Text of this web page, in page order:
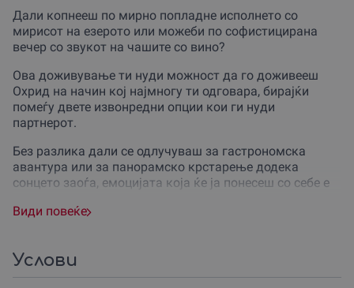
Дали копнееш по мирно попладне исполнето со
мирисот на езерото или можеби по софистицирана
вечер со звукот на чашите со вино?
Ова доживување ти нуди можност да го доживееш
Охрид на начин кој најмногу ти одговара, бирајќи
помеѓу двете извонредни опции кои ги нуди
партнерот.
Без разлика дали се одлучуваш за гастрономска
авантура или за панорамско крстарење додека
сонцето заоѓа, емоцијата која ќе ја понесеш со себе е
прослават животот во едно од најубавите места на
светот.
Види повеќе
Услови